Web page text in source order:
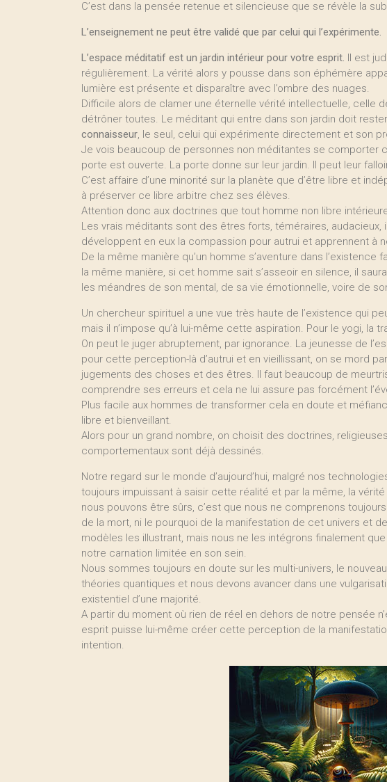
C’est dans la pensée retenue et silencieuse que se révèle la
L’enseignement ne peut être validé que par celui qui l’expérimente.
L’espace méditatif est un jardin intérieur pour votre esprit. Il est
régulièrement. La vérité alors y pousse dans son éphémère
lumière est présente et disparaître avec l’ombre des nuages.
Difficile alors de clamer une éternelle vérité intellectuelle, celle
détrôner toutes. Le méditant qui entre dans son jardin doit
connaisseur, le seul, celui qui expérimente directement et son
Je vois beaucoup de personnes non méditantes se comporter
porte est ouverte. La porte donne sur leur jardin. Il peut leur
C’est affaire d’une minorité sur la planète que d’être libre et
à préserver ce libre arbitre chez ses élèves.
Attention donc aux doctrines que tout homme non libre
Les vrais méditants sont des êtres forts, téméraires, audacieux,
développent en eux la compassion pour autrui et apprennent à
De la même manière qu’un homme s’aventure dans
la même manière, si cet homme sait s’asseoir en silence, il
les méandres de son mental, de sa vie émotionnelle, voire de
Un chercheur spirituel a une vue très haute de l’existence qui
mais il n’impose qu’à lui-même cette aspiration. Pour le yogi, la
On peut le juger abruptement, par ignorance. La jeunesse de
pour cette perception-là d’autrui et en vieillissant, on se mord
jugements des choses et des êtres. Il faut beaucoup de
comprendre ses erreurs et cela ne lui assure pas forcément
Plus facile aux hommes de transformer cela en doute et
libre et bienveillant.
Alors pour un grand nombre, on choisit des doctrines,
comportementaux sont déjà dessinés.
Notre regard sur le monde d’aujourd’hui, malgré nos
toujours impuissant à saisir cette réalité et par la même, la
nous pouvons être sûrs, c’est que nous ne comprenons
de la mort, ni le pourquoi de la manifestation de cet univers et
modèles les illustrant, mais nous ne les intégrons finalement
notre carnation limitée en son sein.
Nous sommes toujours en doute sur les multi-univers, le
théories quantiques et nous devons avancer dans une
existentiel d’une majorité.
A partir du moment où rien de réel en dehors de notre pensée
esprit puisse lui-même créer cette perception de la
intention.